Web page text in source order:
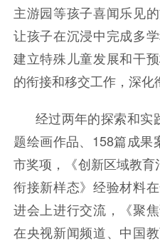
主游园等孩子喜闻乐见
让孩子在沉浸中完成多
建立特殊儿童发展和干
的衔接和移交工作，深化
经过两年的探索和实
题绘画作品、158篇成
市奖项，《创新区域教育
衔接新样态》经验材料
进会上进行交流，《聚
在央视新闻频道、中国